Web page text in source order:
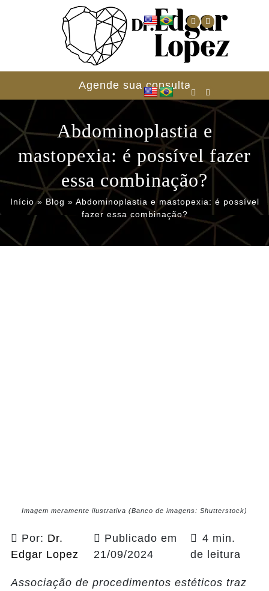
Agende sua consulta
Abdominoplastia e
mastopexia: é possível fazer
essa combinação?
Início» Blog » Abdominoplastia e mastopexia: é possível
fazer essa combinação?
Imagem meramente ilustrativa (Banco de imagens: Shutterstock)
Por: Dr.
Edgar Lopez
Publicado em
21/09/2024
4 min.
de leitura
Associação de procedimentos estéticos traz